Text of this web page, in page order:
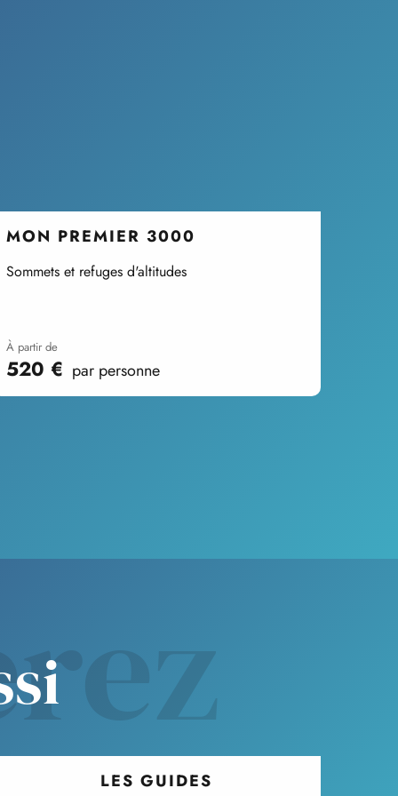
MON PREMIER 3000
Sommets et refuges d'altitudes
à partir de
520 € par personne
LES GUIDES